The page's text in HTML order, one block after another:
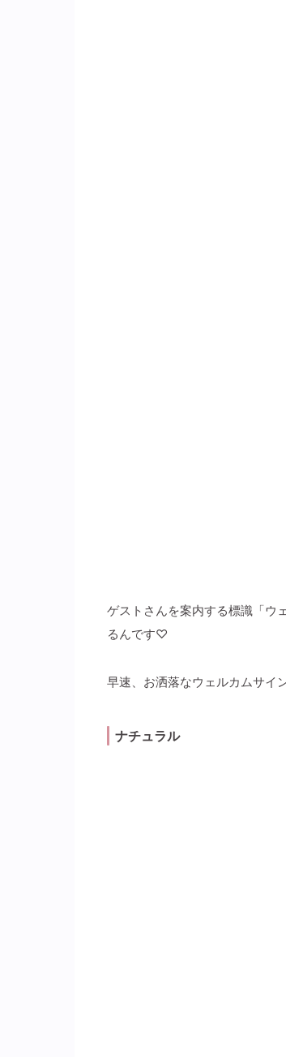
ゲストさんを案内する標識「ウ
るんです♡
早速、お洒落なウェルカムサイ
ナチュラル